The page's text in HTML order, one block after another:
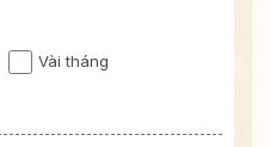
Vài tháng